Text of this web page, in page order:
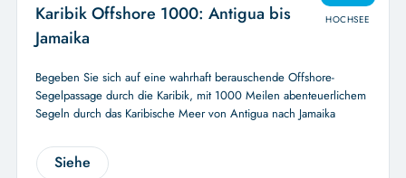
HOCHSEE
Karibik Offshore 1000: Antigua bis
Jamaika
Begeben Sie sich auf eine wahrhaft berauschende Offshore-
Segelpassage durch die Karibik, mit 1000 Meilen abenteuerlichem
Segeln durch das Karibische Meer von Antigua nach Jamaika
Siehe